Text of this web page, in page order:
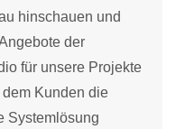
hinschauen und
der
für unsere Projekte
Kunden die
Systemlösung